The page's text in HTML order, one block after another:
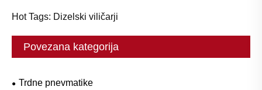
Hot Tags: Dizelski viličarji
Povezana kategorija
Trdne pnevmatike